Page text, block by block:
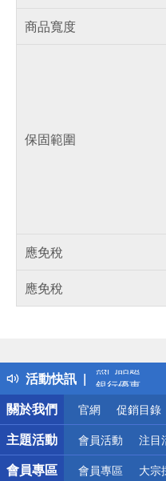
商品寬度
保固範圍
應免稅
應免稅
活動快訊
偏遠地區配送
熱門話題
銀行優惠
偏遠地區配送
詐騙網頁！
關於我們
官網 促銷目錄
主題活動 會員活動 注目
會員專區 會員專區 大宗